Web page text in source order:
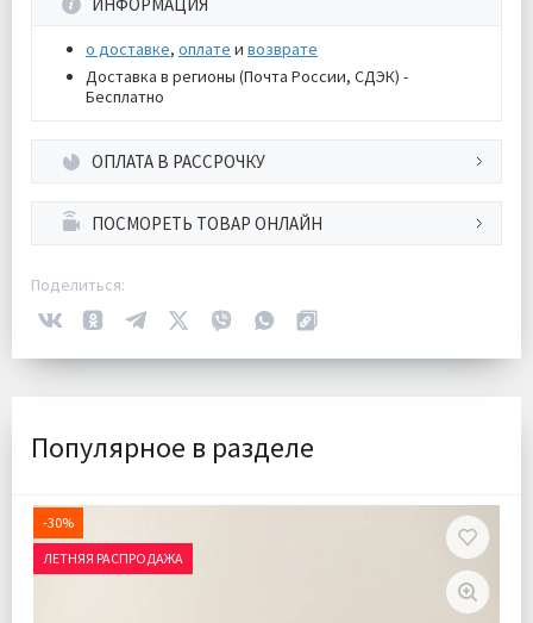
о доставке, оплате и возврате
Доставка в регионы (Почта России, СДЭК) -
Бесплатно
ОПЛАТА В РАССРОЧКУ
ПОСМОРЕТЬ ТОВАР ОНЛАЙН
Поделиться:
Популярное в разделе
-30%
ЛЕТНЯЯ РАСПРОДАЖА